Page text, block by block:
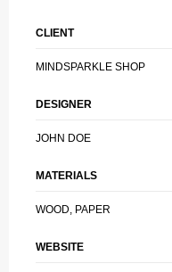
CLIENT
MINDSPARKLE SHOP
DESIGNER
JOHN DOE
MATERIALS
WOOD, PAPER
WEBSITE